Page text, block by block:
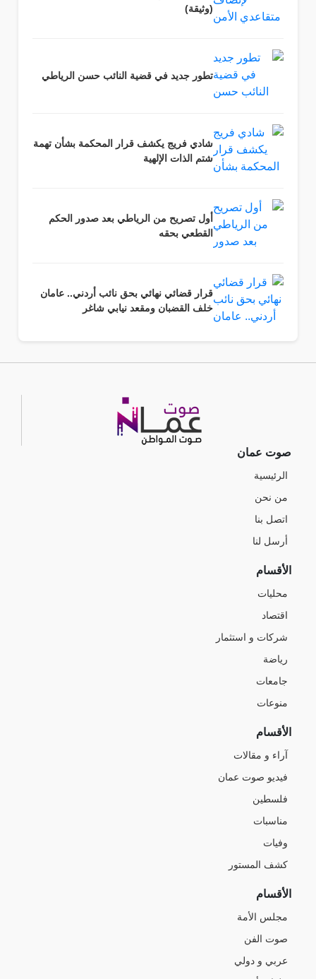
(وثيقة)
تطور جديد في قضية النائب حسن الرياطي
شادي فريج يكشف قرار المحكمة بشأن تهمة
شتم الذات الإلهية
أول تصريح من الرياطي بعد صدور الحكم
القطعي بحقه
قرار قضائي نهائي بحق نائب أردني.. عامان
خلف القضبان ومقعد نيابي شاغر
صوت عمان
الرئيسية
من نحن
اتصل بنا
أرسل لنا
الأقسام
محليات
اقتصاد
شركات و استثمار
رياضة
جامعات
منوعات
الأقسام
آراء و مقالات
فيديو صوت عمان
فلسطين
مناسبات
وفيات
كشف المستور
الأقسام
مجلس الأمة
صوت الفن
عربي و دولي